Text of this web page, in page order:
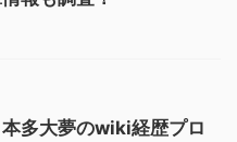
本多大夢のwiki経歴プロ